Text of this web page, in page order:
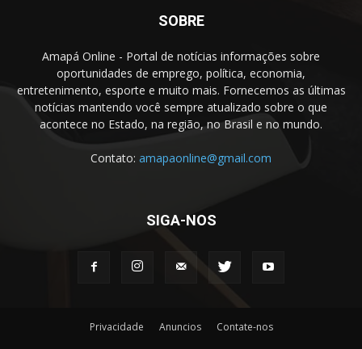
SOBRE
Amapá Online - Portal de notícias informações sobre
oportunidades de emprego, política, economia,
entretenimento, esporte e muito mais. Fornecemos as últimas
notícias mantendo você sempre atualizado sobre o que
acontece no Estado, na região, no Brasil e no mundo.
Contato: amapaonline@gmail.com
SIGA-NOS
Privacidade Anuncios Contate-nos